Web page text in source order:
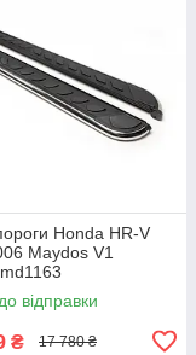
Honda HR-V
Maydos V1
відправки
₴ 17 780 ₴